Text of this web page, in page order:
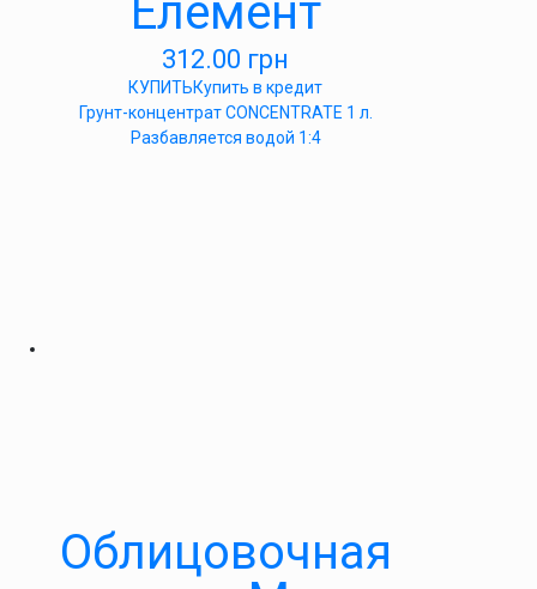
Елемент
312.00 грн
КУПИТЬКупить в кредит
Грунт-концентрат CONCENTRATE 1 л.
Разбавляется водой 1:4
Облицовочная